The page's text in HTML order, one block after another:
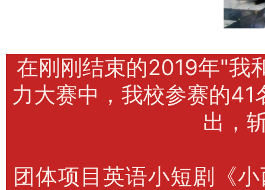
在刚刚结束的2019年"我
力大赛中，我校参赛的
出，
团体项目英语小短剧《